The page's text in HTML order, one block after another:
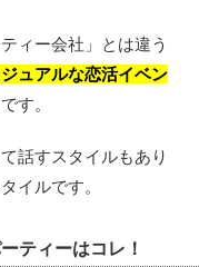
ィー会社」とは違う
ジュアルな恋活イベン
す。
話すスタイルもあり
イルです。
ティーはコレ！